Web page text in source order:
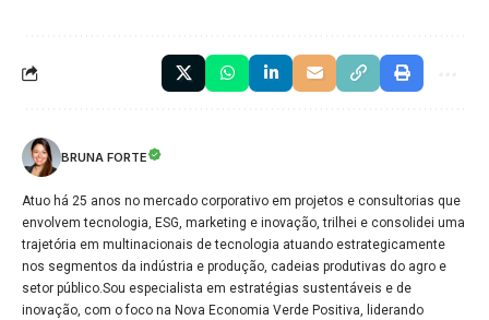
BRUNA FORTE
Atuo há 25 anos no mercado corporativo em projetos e consultorias que
envolvem tecnologia, ESG, marketing e inovação, trilhei e consolidei uma
trajetória em multinacionais de tecnologia atuando estrategicamente
nos segmentos da indústria e produção, cadeias produtivas do agro e
setor público.Sou especialista em estratégias sustentáveis e de
inovação, com o foco na Nova Economia Verde Positiva, liderando